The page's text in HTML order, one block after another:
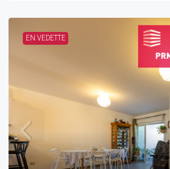
EN VEDETTE